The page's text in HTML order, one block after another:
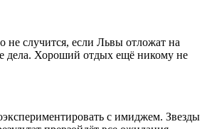
не случится, если Львы отложат на
дела. Хороший отдых ещё никому не
с имиджем. Звезды